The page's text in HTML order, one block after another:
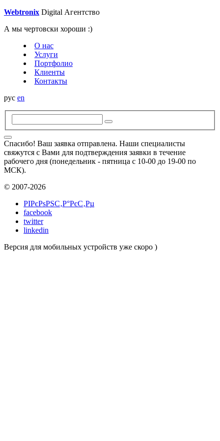
Webtronix Digital Агентство
А мы чертовски хороши :)
О нас
Услуги
Портфолио
Клиенты
Контакты
рус en
Спасибо! Ваш заявка отправлена. Наши специалисты
свяжутся с Вами для подтверждения заявки в течение
рабочего дня (понедельник - пятница с 10-00 до 19-00 по
МСК).
© 2007-2026
РІРєРѕРЅС‚Р°РєС‚Рµ
facebook
twitter
linkedin
Версия для мобильных устройств уже скоро )